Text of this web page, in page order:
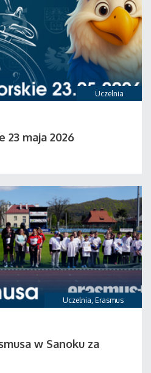
Uczelnia
23 maja 2026
Uczelnia, Erasmus
w Sanoku za